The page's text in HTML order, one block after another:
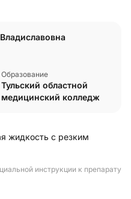
Образование
Тульский областной
медицинский колледж
жидкость с резким
инструкции к препарату